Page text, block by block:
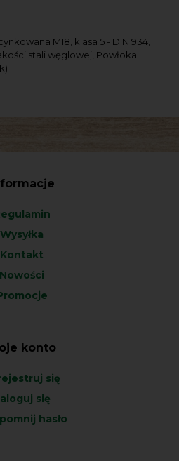
M18, klasa 5 - DIN 934,
stali węglowej, Powłoka:
Wysyłka
Kontakt
Nowości
konto
się
się
hasło